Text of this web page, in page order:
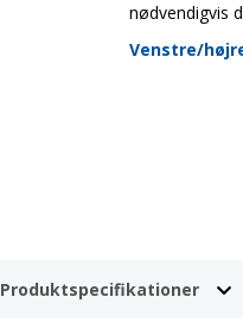
nødvendigvis
Venstre/
Produktspecifikationer